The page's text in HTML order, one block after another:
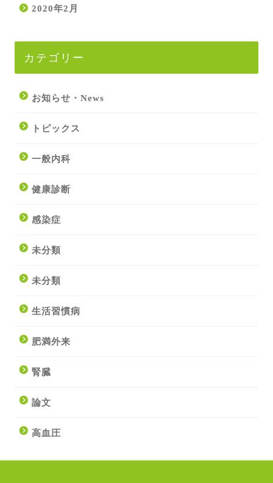
2020年2月
カテゴリー
お知らせ・News
トピックス
一般内科
健康診断
感染症
未分類
未分類
生活習慣病
肥満外来
腎臓
論文
高血圧